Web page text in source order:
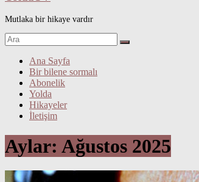
Mutlaka bir hikaye vardır
Ana Sayfa
Bir bilene sormalı
Abonelik
Yolda
Hikayeler
İletişim
Aylar: Ağustos 2025